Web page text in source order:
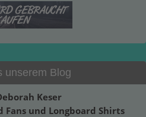
unserem Blog
Keser
Fans und Longboard Shirts